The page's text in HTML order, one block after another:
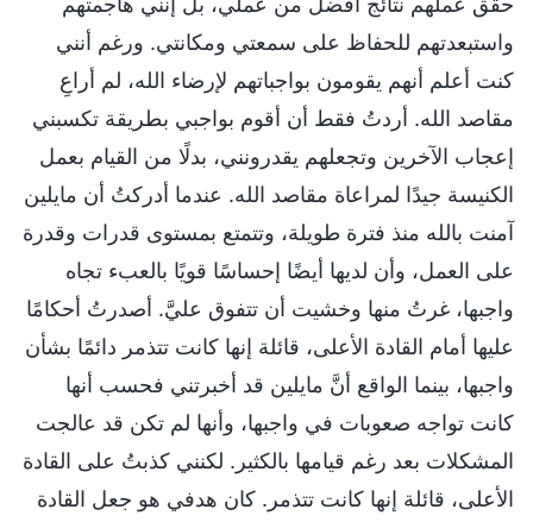
واستبعدتهم للحفاظ على سمعتي ومكانتي. ورغم أنني
كنت أعلم أنهم يقومون بواجباتهم لإرضاء الله، لم أراعِ
مقاصد الله. أردتُ فقط أن أقوم بواجبي بطريقة تكسبني
إعجاب الآخرين وتجعلهم يقدرونني، بدلًا من القيام بعمل
الكنيسة جيدًا لمراعاة مقاصد الله. عندما أدركتُ أن مايلين
آمنت بالله منذ فترة طويلة، وتتمتع بمستوى قدرات وقدرة
على العمل، وأن لديها أيضًا إحساسًا قويًا بالعبء تجاه
واجبها، غرتُ منها وخشيت أن تتفوق عليَّ. أصدرتُ أحكامًا
عليها أمام القادة الأعلى، قائلة إنها كانت تتذمر دائمًا بشأن
واجبها، بينما الواقع أنَّ مايلين قد أخبرتني فحسب أنها
كانت تواجه صعوبات في واجبها، وأنها لم تكن قد عالجت
المشكلات بعد رغم قيامها بالكثير. لكنني كذبتُ على القادة
الأعلى، قائلة إنها كانت تتذمر. كان هدفي هو جعل القادة